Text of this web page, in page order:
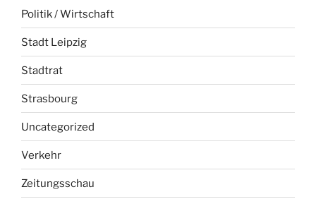
Politik / Wirtschaft
Stadt Leipzig
Stadtrat
Strasbourg
Uncategorized
Verkehr
Zeitungsschau